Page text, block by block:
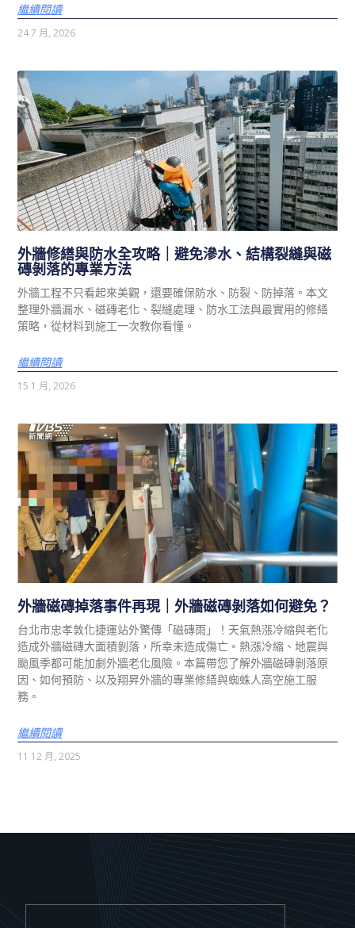
繼續閱讀
24 7 月, 2026
外牆修繕與防水全攻略｜避免滲水、結構裂縫與磁
磚剝落的專業方法
外牆工程不只看起來美觀，還要確保防水、防裂、防掉落。本文
整理外牆漏水、磁磚老化、裂縫處理、防水工法與最實用的修繕
策略，從材料到施工一次教你看懂。
繼續閱讀
15 1 月, 2026
外牆磁磚掉落事件再現｜外牆磁磚剝落如何避免？
台北市忠孝敦化捷運站外驚傳「磁磚雨」！天氣熱漲冷縮與老化
造成外牆磁磚大面積剝落，所幸未造成傷亡。熱漲冷縮、地震與
颱風季都可能加劇外牆老化風險。本篇帶您了解外牆磁磚剝落原
因、如何預防、以及翔昇外牆的專業修繕與蜘蛛人高空施工服
務。
繼續閱讀
11 12 月, 2025